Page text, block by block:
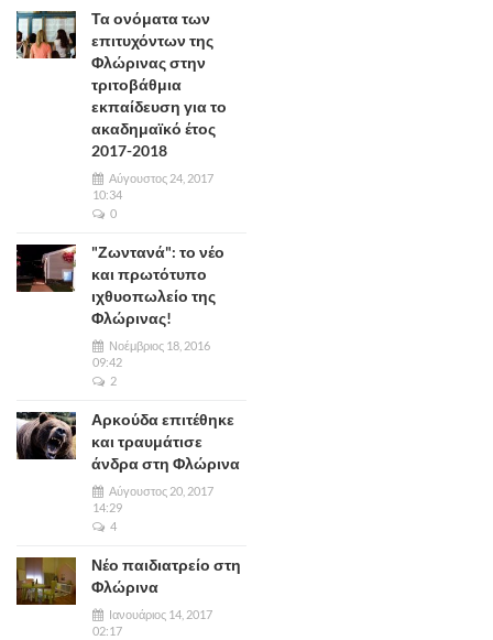
Τα ονόματα των
επιτυχόντων της
Φλώρινας στην
τριτοβάθμια
εκπαίδευση για το
ακαδημαϊκό έτος
2017-2018
Αύγουστος 24, 2017
10:34
0
"Ζωντανά": το νέο
και πρωτότυπο
ιχθυοπωλείο της
Φλώρινας!
Νοέμβριος 18, 2016
09:42
2
Αρκούδα επιτέθηκε
και τραυμάτισε
άνδρα στη Φλώρινα
Αύγουστος 20, 2017
14:29
4
Νέο παιδιατρείο στη
Φλώρινα
Ιανουάριος 14, 2017
02:17